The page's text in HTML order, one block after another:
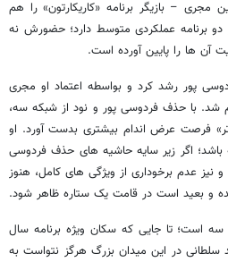
مجری – بازیگر برنامه «کاریکارتون» را هم
برنامه عملکردی متوسط دارد؛ حضورش نه
آن ها را پایین آورده است.
پور رشد کرد و بواسطه اعتماد او مجری
ابتدایی «فوتبال ۱۲۰» هم شد. با حذف فردوسی پور و نود از شبکه سه،
فرصت عرض اندام بیشتری بدست آورد. او
اگر زیر سایه حاشیه های حذف فردوسی
نیز عدم برخوداری از ویژگی های کامل، هنوز
و بعید است در قامت یک ستاره ظاهر شود.
است؛ تا جایی که سکان ویژه برنامه سال
حامد سلطانی در این میدان بزرگ هرگز نتواست به